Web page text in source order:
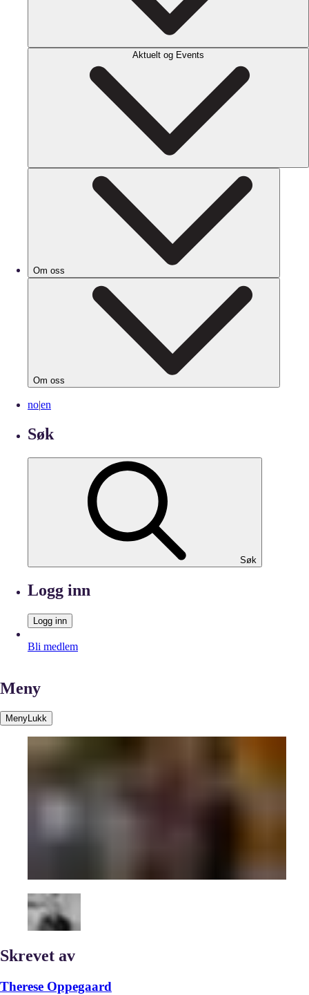
Aktuelt og Events
Om oss
Om oss
no|en
Søk
Søk
Logg inn
Logg inn
Bli medlem
Meny
MenyLukk
Skrevet av
Therese Oppegaard